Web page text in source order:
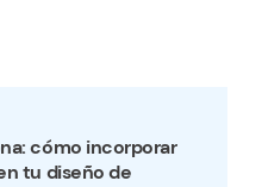
cómo incorporar
tu diseño de